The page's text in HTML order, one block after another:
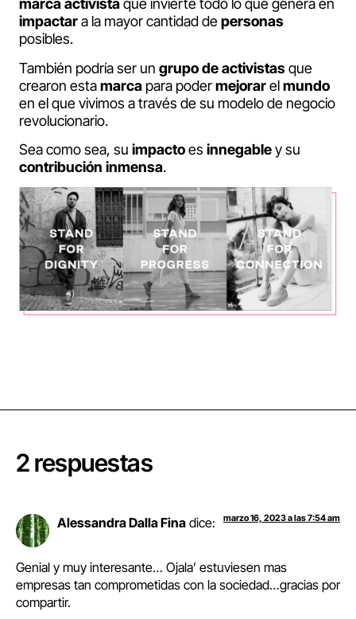
marcaactivistaque invierte todo lo que genera en
impactara la mayor cantidad depersonas
posibles.
También podría ser un grupodeactivistasque
crearon estamarca para podermejorarelmundo
en el que vivimos a través de su modelo de negocio
revolucionario.
Sea como sea, su impactoes innegabley su
contribución inmensa.
2 respuestas
Alessandra Dalla Fina dice: marzo 16, 2023 a las 7:54 am
Genial y muy interesante… Ojala’ estuviesen mas
empresas tan comprometidas con la sociedad…gracias por
compartir.